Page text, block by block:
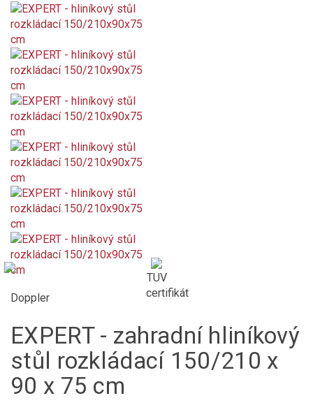
TUV
certifikát
Doppler
EXPERT - zahradní hliníkový
stůl rozkládací 150/210 x
90 x 75 cm